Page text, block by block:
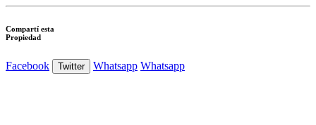
Compartí esta
Propiedad
Facebook Twitter Whatsapp Whatsapp